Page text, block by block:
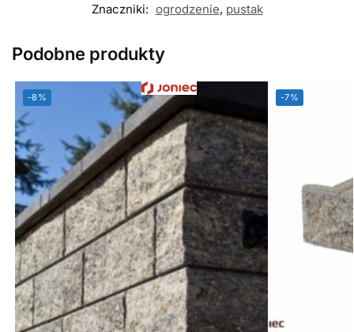
Znaczniki: ogrodzenie, pustak
Podobne produkty
-8% -7%